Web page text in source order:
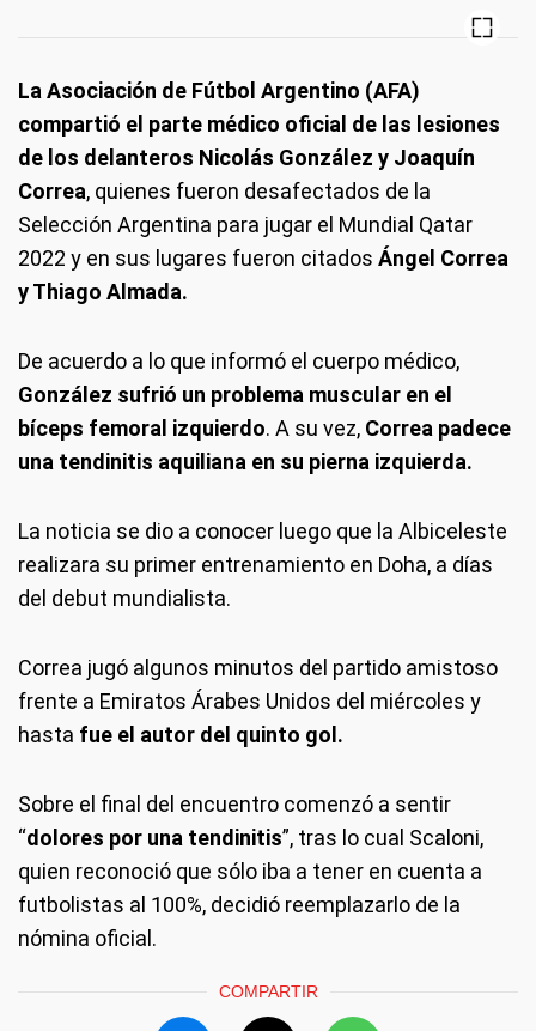
La Asociación de Fútbol Argentino (AFA)
compartió el parte médico oficial de las lesiones
de los delanteros Nicolás González y Joaquín
Correa, quienes fueron desafectados de la
Selección Argentina para jugar el Mundial Qatar
2022 y en sus lugares fueron citados Ángel Correa
y Thiago Almada.
De acuerdo a lo que informó el cuerpo médico,
González sufrió un problema muscular en el
bíceps femoral izquierdo. A su vez, Correa padece
una tendinitis aquiliana en su pierna izquierda.
La noticia se dio a conocer luego que la Albiceleste
realizara su primer entrenamiento en Doha, a días
del debut mundialista.
Correa jugó algunos minutos del partido amistoso
frente a Emiratos Árabes Unidos del miércoles y
hasta fue el autor del quinto gol.
Sobre el final del encuentro comenzó a sentir
“dolores por una tendinitis”, tras lo cual Scaloni,
quien reconoció que sólo iba a tener en cuenta a
futbolistas al 100%, decidió reemplazarlo de la
nómina oficial.
COMPARTIR